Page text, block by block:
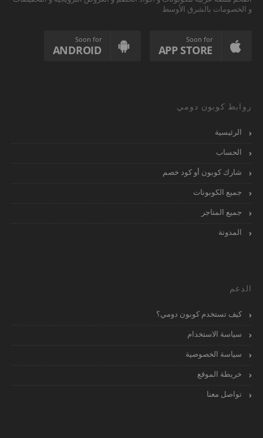
و الخصومات بالشرق الأوسط
Soon for
APP STORE
Soon for
ANDROID
روابط كوبون دومي
الرئيسية
الحساب
شارك كوبون أو كود خصم
جميع الكوبونات
جميع المتاجر
المدونة
الدعم
كيف تستخدم كوبون دومي؟
سياسة الاستخدام
سياسة الخصوصية
خريطة الموقع
تواصل معنا